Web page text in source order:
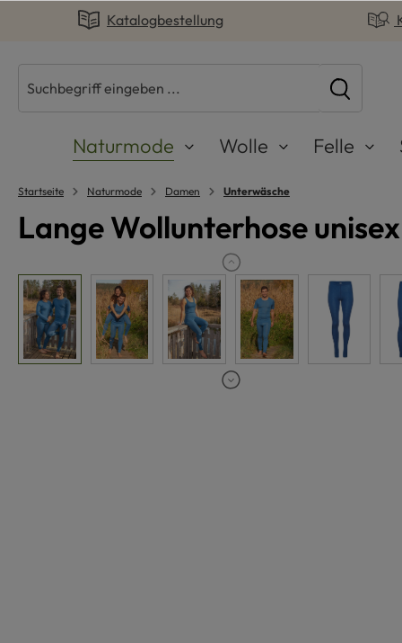
Zur Hauptnavigation springen
Katalogbestellung
Naturmode Wolle Felle
Startseite Naturmode Damen Unterwäsche
Lange Wollunterhose
Bildergalerie überspringen